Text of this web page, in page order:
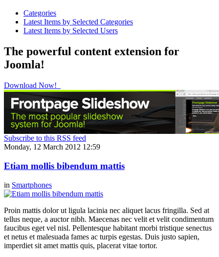
Categories
Latest Items by Selected Categories
Latest Items by Selected Users
The powerful content extension for
Joomla!
Download Now!
Subscribe to this RSS feed
Monday, 12 March 2012 12:59
Etiam mollis bibendum mattis
in Smartphones
Proin mattis dolor ut ligula lacinia nec aliquet lacus fringilla. Sed at
tellus neque, a auctor nibh. Maecenas nec velit et velit condimentum
faucibus eget vel nisl. Pellentesque habitant morbi tristique senectus
et netus et malesuada fames ac turpis egestas. Duis justo sapien,
imperdiet sit amet mattis quis, placerat vitae tortor.